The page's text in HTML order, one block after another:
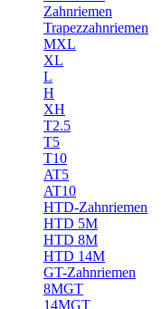
Zahnriemen
Trapezzahnriemen
MXL
XL
L
H
XH
T2.5
T5
T10
AT5
AT10
HTD-Zahnriemen
HTD 5M
HTD 8M
HTD 14M
GT-Zahnriemen
8MGT
14MGT